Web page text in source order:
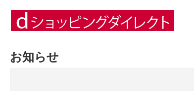
お知らせ